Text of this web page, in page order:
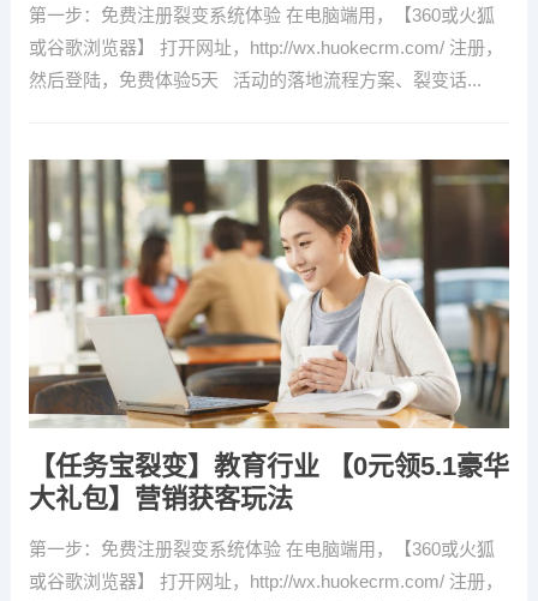
第一步：免费注册裂变系统体验 在电脑端用，【360或火狐
或谷歌浏览器】 打开网址，http://wx.huokecrm.com/ 注册，
然后登陆，免费体验5天 活动的落地流程方案、裂变话...
【任务宝裂变】教育行业 【0元领5.1豪华
大礼包】营销获客玩法
第一步：免费注册裂变系统体验 在电脑端用，【360或火狐
或谷歌浏览器】 打开网址，http://wx.huokecrm.com/ 注册，